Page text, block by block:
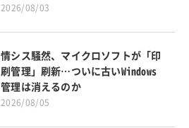
2026/08/03
情シス騒然、マイクロソフトが「印
刷管理」刷新…ついに古いWindows
管理は消えるのか
2026/08/05